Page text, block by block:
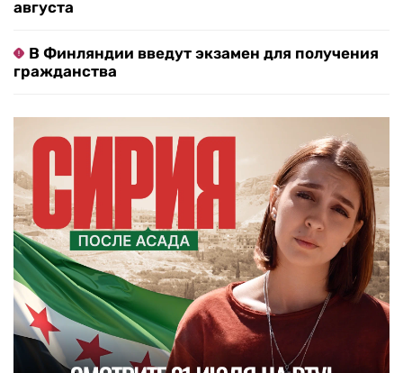
августа
В Финляндии введут экзамен для получения
гражданства